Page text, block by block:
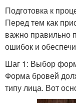
Подготовка к
Перед тем как
важно правильно
ошибок и
Шаг 1: Выбор
Форма бровей
типу лица. Вот